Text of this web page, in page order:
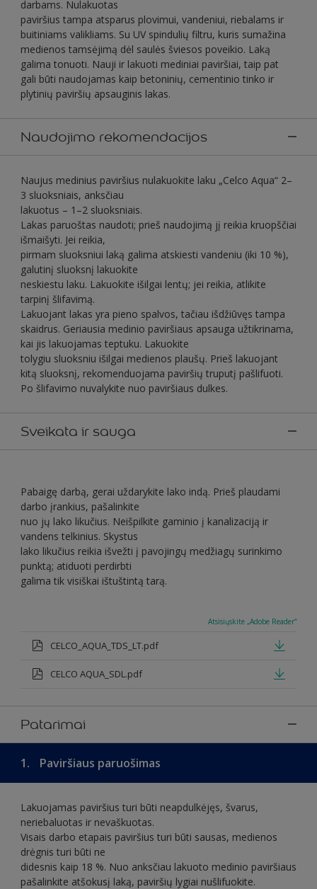
darbams. Nulakuotas
paviršius tampa atsparus plovimui, vandeniui, riebalams ir
buitiniams valikliams. Su UV spindulių filtru, kuris sumažina
medienos tamsėjimą dėl saulės šviesos poveikio. Laką
galima tonuoti. Nauji ir lakuoti mediniai paviršiai, taip pat
gali būti naudojamas kaip betoninių, cementinio tinko ir
plytinių paviršių apsauginis lakas.
Naudojimo rekomendacijos
Naujus medinius paviršius nulakuokite laku „Celco Aqua“ 2–
3 sluoksniais, anksčiau
lakuotus – 1–2 sluoksniais.
Lakas paruoštas naudoti; prieš naudojimą jį reikia kruopščiai
išmaišyti. Jei reikia,
pirmam sluoksniui laką galima atskiesti vandeniu (iki 10 %),
galutinį sluoksnį lakuokite
neskiestu laku. Lakuokite išilgai lentų; jei reikia, atlikite
tarpinį šlifavimą.
Lakuojant lakas yra pieno spalvos, tačiau išdžiūvęs tampa
skaidrus. Geriausia medinio paviršiaus apsauga užtikrinama,
kai jis lakuojamas teptuku. Lakuokite
tolygiu sluoksniu išilgai medienos plaušų. Prieš lakuojant
kitą sluoksnį, rekomenduojama paviršių truputį pašlifuoti.
Po šlifavimo nuvalykite nuo paviršiaus dulkes.
Sveikata ir sauga
Pabaigę darbą, gerai uždarykite lako indą. Prieš plaudami
darbo įrankius, pašalinkite
nuo jų lako likučius. Neišpilkite gaminio į kanalizaciją ir
vandens telkinius. Skystus
lako likučius reikia išvežti į pavojingų medžiagų surinkimo
punktą; atiduoti perdirbti
galima tik visiškai ištuštintą tarą.
Atsisiųskite „Adobe Reader“
CELCO_AQUA_TDS_LT.pdf
CELCO AQUA_SDL.pdf
Patarimai
1. Paviršiaus paruošimas
Lakuojamas paviršius turi būti neapdulkėjęs, švarus,
neriebaluotas ir nevaškuotas.
Visais darbo etapais paviršius turi būti sausas, medienos
drėgnis turi būti ne
didesnis kaip 18 %. Nuo anksčiau lakuoto medinio paviršiaus
pašalinkite atšokusį laką, paviršių lygiai nušlifuokite.